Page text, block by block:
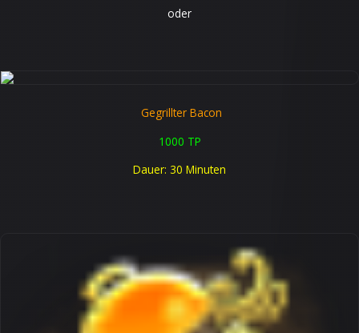
oder
Gegrillter Bacon
1000 TP
Dauer: 30 Minuten